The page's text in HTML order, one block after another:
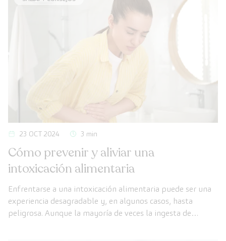
23 OCT 2024 3 min
Cómo prevenir y aliviar una
intoxicación alimentaria
Enfrentarse a una intoxicación alimentaria puede ser una
experiencia desagradable y, en algunos casos, hasta
peligrosa. Aunque la mayoría de veces la ingesta de